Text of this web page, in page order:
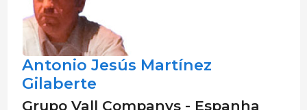
Antonio Jesús Martínez
Gilaberte
Grupo Vall Companys - Espanha